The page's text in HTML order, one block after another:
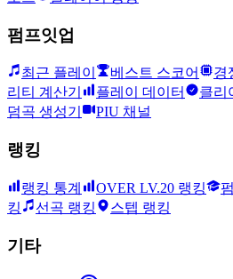
펌프잇업
최근 플레이 베스트 스코어 경
리티 계산기
플레이 데이터 클리
덤곡 생성기
PIU 채널
랭킹
랭킹 통계 OVER LV.20 랭킹
킹
선곡 랭킹 스텝 랭킹
기타